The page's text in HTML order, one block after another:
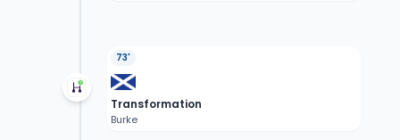
73'
Transformation
Burke